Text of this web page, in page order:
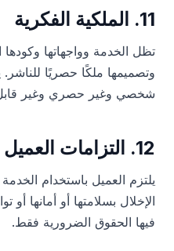
11. الملكية الفكرية
تظل الخدمة وواجهاتها
وتصميمها ملكًا حصريًا
شخصي وغير حصري وغير
12. التزامات العميل
يلتزم العميل باستخدام
الإخلال بسلامتها أو أمانها أو
فيها الحقوق الضرورية فقط.